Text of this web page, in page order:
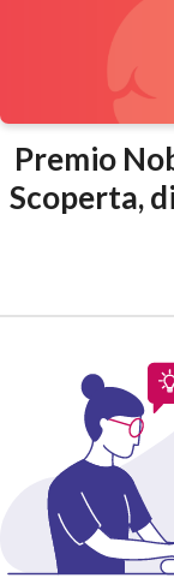
Premio
Scoperta,